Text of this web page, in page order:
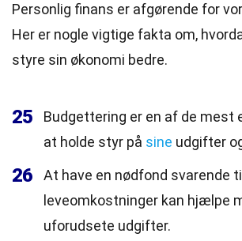
Personlig finans er afgørende for
Her er nogle vigtige fakta om,
styre sin økonomi bedre.
25
Budgettering er en af de mest
at holde styr på sine udgifter
26
At have en nødfond svarende
leveomkostninger kan hjælpe
uforudsete udgifter.